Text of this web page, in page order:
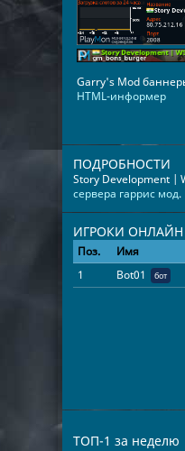
Garry's Mod
HTML-информер
ПОДРОБНОСТИ
Story Development |
сервера гаррис мод.
ИГРОКИ ОНЛАЙН
Поз. Имя
1
Bot01 бот
ТОП-1 за неделю